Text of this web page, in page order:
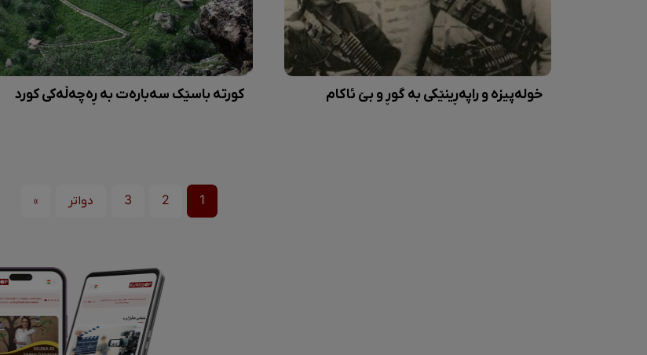
خولەپیزە و راپەڕینێکی بە گوڕ و بێ ئاکام کورتە باسێک سەبارەت بە ڕەچەڵەکی کورد
1
2
3 دواتر »